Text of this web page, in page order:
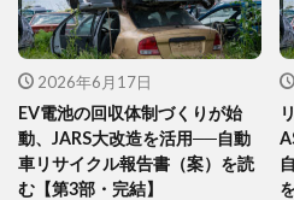
2026年6月17日
EV電池の回収体制づくりが始
動、JARS大改造を活用──自動
車リサイクル報告書（案）を読
む【第3部・完結】